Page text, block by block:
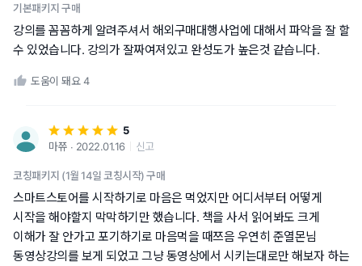
기본패키지 구매
강의를 꼼꼼하게 알려주셔서 해외구매대행사업에 대해서 파악을 잘 할
수 있었습니다. 강의가 잘짜여져있고 완성도가 높은것 같습니다.
도움이 돼요 4
5
마쮸 ∙ 2022.01.16
신고
코칭패키지 (1월 14일 코칭시작) 구매
스마트스토어를 시작하기로 마음은 먹었지만 어디서부터 어떻게
시작을 해야할지 막막하기만 했습니다. 책을 사서 읽어봐도 크게
이해가 잘 안가고 포기하기로 마음먹을 때쯔음 우연히 준열몬님
동영상강의를 보게 되었고 그냥 동영상에서 시키는대로만 해보자 하는